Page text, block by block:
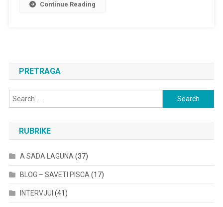
Continue Reading
PRETRAGA
Search
for:
RUBRIKE
A SADA LAGUNA (37)
BLOG – SAVETI PISCA (17)
INTERVJUI (41)